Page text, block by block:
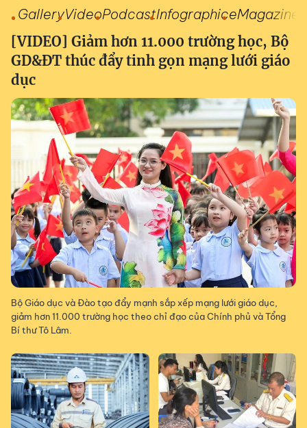
GalleryVideoPodcastInfographiceMagazine
[VIDEO] Giảm hơn 11.000 trường học, Bộ
GD&ĐT thúc đẩy tinh gọn mạng lưới giáo
dục
Bộ Giáo dục và Đào tạo đẩy mạnh sắp xếp mạng lưới giáo dục,
giảm hơn 11.000 trường học theo chỉ đạo của Chính phủ và Tổng
Bí thư Tô Lâm.